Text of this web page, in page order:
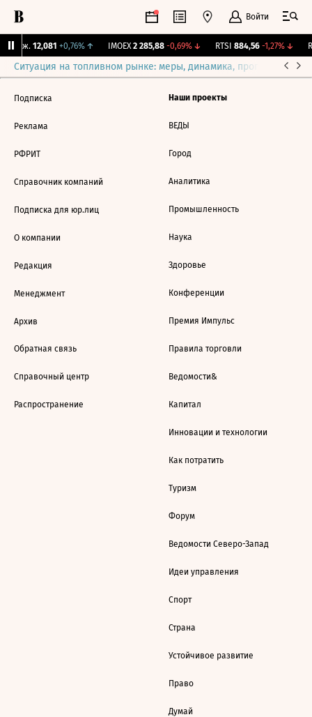
Войти
Бирж. 12,081 +0,76%↑ IMOEX 2 285,88 -0,69%↓ RTSI 884,56 -1,27%↓
Ситуация на топливном рынке: меры, динамика, прогнозы
Подписка
Реклама
РФРИТ
Справочник компаний
Подписка для юр.лиц
О компании
Редакция
Менеджмент
Архив
Обратная связь
Справочный центр
Распространение
Наши проекты
ВЕДЫ
Город
Аналитика
Промышленность
Наука
Здоровье
Конференции
Премия Импульс
Правила торговли
Ведомости&
Капитал
Инновации и технологии
Как потратить
Туризм
Форум
Ведомости Северо-Запад
Идеи управления
Спорт
Страна
Устойчивое развитие
Право
Думай